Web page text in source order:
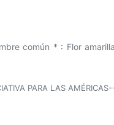
común * : Flor
PARA LAS